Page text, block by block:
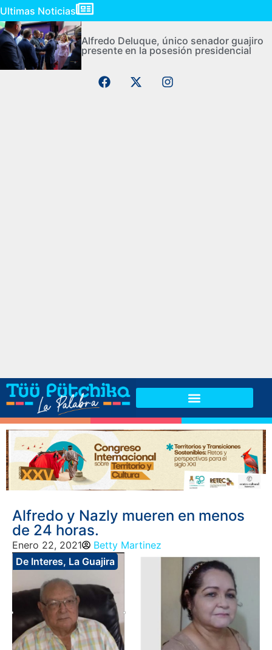
Ultimas Noticias
Alfredo Deluque, único senador guajiro
presente en la posesión presidencial
Alfredo y Nazly mueren en menos
de 24 horas.
Enero 22, 2021
Betty Martinez
De Interes, La Guajira